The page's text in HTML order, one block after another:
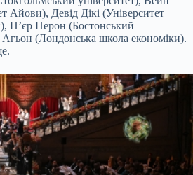
Айови), Девід Дікі (Університет
Пʼєр Перон (Бостонський
Агьон (Лондонська школа економіки).